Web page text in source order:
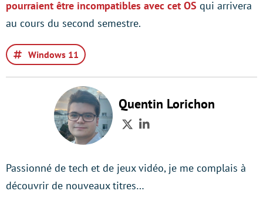
pourraient être incompatibles avec cet OS qui arrivera
au cours du second semestre.
Windows 11
Quentin Lorichon
TwitterLinkedIn
Passionné de tech et de jeux vidéo, je me complais à
découvrir de nouveaux titres…